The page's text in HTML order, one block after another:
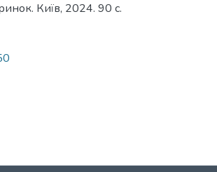
Київ, 2024. 90 с.